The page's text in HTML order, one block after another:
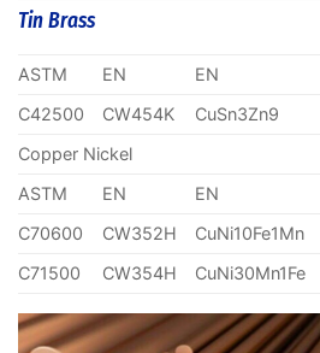
Tin Brass
ASTM EN EN
C42500
CW454K CuSn3Zn9
Copper Nickel
ASTM
EN EN
C70600
CW352H CuNi10Fe1Mn
C71500
CW354H CuNi30Mn1Fe